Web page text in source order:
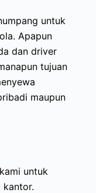
untuk
Apapun
dan driver
tujuan
maupun
untuk
kantor.